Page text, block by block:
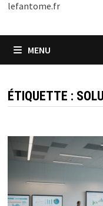
lefantome.fr
MENU
ÉTIQUETTE :